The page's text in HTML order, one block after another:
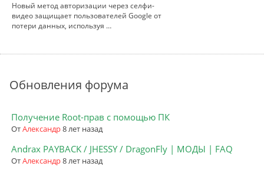
Новый метод авторизации через селфи-
видео защищает пользователей Google от
потери данных, используя …
Обновления форума
Получение Root-прав с помощью ПК
ОтАлександр8 лет назад
Andrax PAYBACK / JHESSY / DragonFly | МОДЫ | FAQ
ОтАлександр8 лет назад